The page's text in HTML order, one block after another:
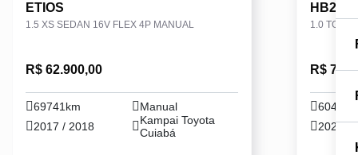
ETIOS
1.5 XS SEDAN 16V FLEX 4P MANUAL
R$ 62.900,00
69741km
Manual
2017 / 2018
Kampai Toyota
Cuiabá
HB20S
1.0 TGDI
R$
2020 /